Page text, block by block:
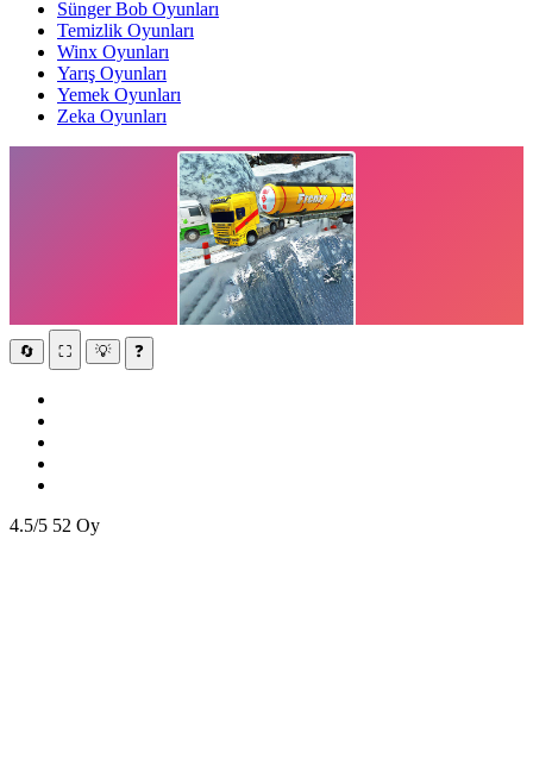
Sünger Bob Oyunları
Temizlik Oyunları
Winx Oyunları
Yarış Oyunları
Yemek Oyunları
Zeka Oyunları
🔄 ⛶ 💡 ❓
4.5/5 52 Oy